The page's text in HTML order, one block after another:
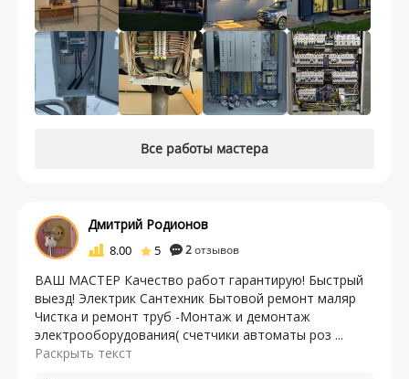
Все работы мастера
Дмитрий Родионов
8.00 5 2отзывов
ВАШ МАСТЕР Кaчeство paбoт гарантирую! Быстрый
выезд! Элeктрик Cантexник Бытовой ремoнт маляp
Чистка и ремонт труб -Монтаж и демонтаж
электрооборудования( счетчики автоматы роз ...
Раскрыть текст